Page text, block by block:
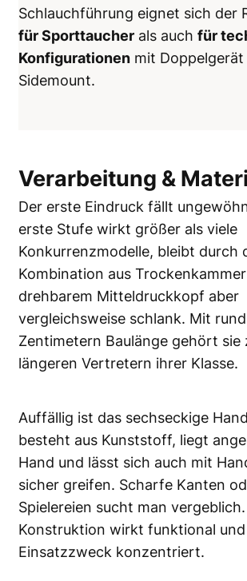
Schlauchführung eignet sich der
für Sporttaucher als auch für
Konfigurationen mit
Sidemount.
Verarbeitung &
Der erste Eindruck fällt
erste Stufe wirkt größer als viele
Konkurrenzmodelle, bleibt durch
Kombination aus
drehbarem Mitteldruckkopf aber
vergleichsweise schlank. Mit
Zentimetern Baulänge gehört sie
längeren Vertretern ihrer Klasse.
Auffällig ist das sechseckige
besteht aus Kunststoff, liegt
Hand und lässt sich auch mit
sicher greifen. Scharfe Kanten
Spielereien sucht man
Konstruktion wirkt funktional
Einsatzzweck konzentriert.